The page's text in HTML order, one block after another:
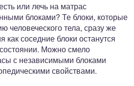
или лечь на матрас
блоками? Те блоки, которые
человеческого тела, сразу же
как соседние блоки останутся
Можно смело
с независимыми блоками
свойствами.